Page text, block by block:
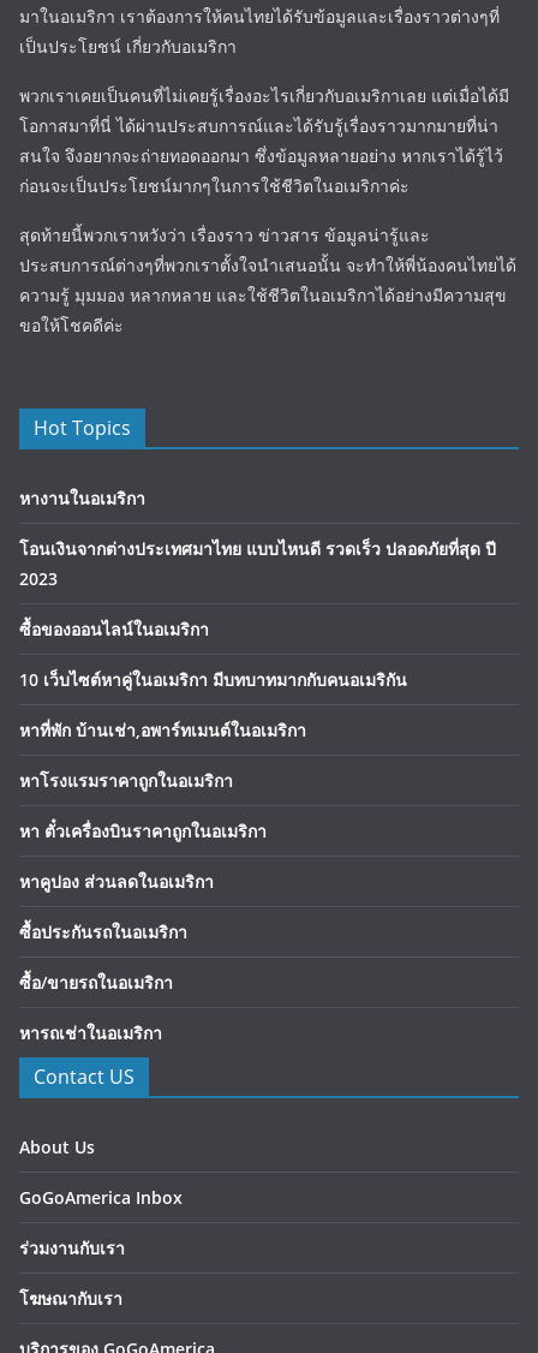
มาในอเมริกา เราต้องการให้คนไทยได้รับข้อมูลและเรื่องราวต่างๆที่
เป็นประโยชน์ เกี่ยวกับอเมริกา
พวกเราเคยเป็นคนที่ไม่เคยรู้เรื่องอะไรเกี่ยวกับอเมริกาเลย แต่เมื่อได้มี
โอกาสมาที่นี่ ได้ผ่านประสบการณ์และได้รับรู้เรื่องราวมากมายที่น่า
สนใจ จึงอยากจะถ่ายทอดออกมา ซึ่งข้อมูลหลายอย่าง หากเราได้รู้ไว้
ก่อนจะเป็นประโยชน์มากๆในการใช้ชีวิตในอเมริกาค่ะ
สุดท้ายนี้พวกเราหวังว่า เรื่องราว ข่าวสาร ข้อมูลน่ารู้และ
ประสบการณ์ต่างๆที่พวกเราตั้งใจนำเสนอนั้น จะทำให้พี่น้องคนไทยได้
ความรู้ มุมมอง หลากหลาย และใช้ชีวิตในอเมริกาได้อย่างมีความสุข
ขอให้โชคดีค่ะ
Hot Topics
หางานในอเมริกา
โอนเงินจากต่างประเทศมาไทย แบบไหนดี รวดเร็ว ปลอดภัยที่สุด ปี
2023
ซื้อของออนไลน์ในอเมริกา
10 เว็บไซต์หาคู่ในอเมริกา มีบทบาทมากกับคนอเมริกัน
หาที่พัก บ้านเช่า,อพาร์ทเมนต์ในอเมริกา
หาโรงแรมราคาถูกในอเมริกา
หา ตั๋วเครื่องบินราคาถูกในอเมริกา
หาคูปอง ส่วนลดในอเมริกา
ซื้อประกันรถในอเมริกา
ซื้อ/ขายรถในอเมริกา
หารถเช่าในอเมริกา
Contact US
About Us
GoGoAmerica Inbox
ร่วมงานกับเรา
โฆษณากับเรา